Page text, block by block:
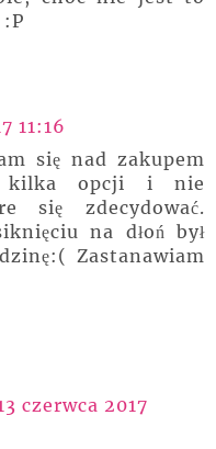
11:16
się nad zakupem
kilka opcji i nie
się zdecydować.
na dłoń był
Zastanawiam
czerwca 2017